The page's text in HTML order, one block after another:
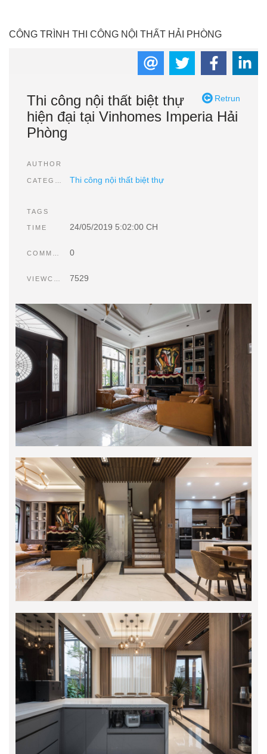
CÔNG TRÌNH THI CÔNG NỘI THẤT HẢI PHÒNG
Retrun
Thi công nội thất biệt thự
hiện đại tại Vinhomes Imperia Hải
Phòng
AUTHOR
Thi công nội thất biệt thự
TAGS
TIME 24/05/2019 5:02:00 CH
0
7529